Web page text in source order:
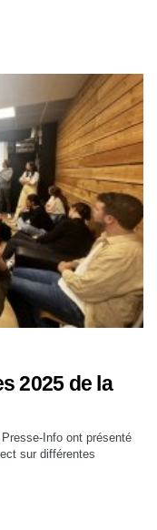
2025 de la
Info ont présenté
sur différentes